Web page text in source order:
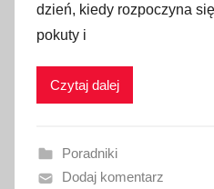
l
i
w
n
o
dzień, kiedy rozpoczyna
pokuty i
Czytaj dalej
Poradniki
Dodaj komentarz